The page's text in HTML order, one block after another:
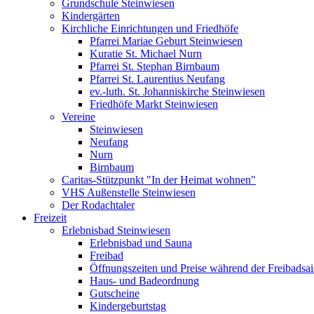
Grundschule Steinwiesen
Kindergärten
Kirchliche Einrichtungen und Friedhöfe
Pfarrei Mariae Geburt Steinwiesen
Kuratie St. Michael Nurn
Pfarrei St. Stephan Birnbaum
Pfarrei St. Laurentius Neufang
ev.-luth. St. Johanniskirche Steinwiesen
Friedhöfe Markt Steinwiesen
Vereine
Steinwiesen
Neufang
Nurn
Birnbaum
Caritas-Stützpunkt "In der Heimat wohnen"
VHS Außenstelle Steinwiesen
Der Rodachtaler
Freizeit
Erlebnisbad Steinwiesen
Erlebnisbad und Sauna
Freibad
Öffnungszeiten und Preise während der
Haus- und Badeordnung
Gutscheine
Kindergeburtstag